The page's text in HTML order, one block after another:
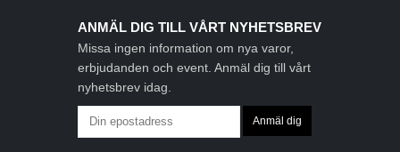
ANMÄL DIG TILL VÅRT NYHETSBREV
Missa ingen information om nya varor,
erbjudanden och event. Anmäl dig till vårt
nyhetsbrev idag.